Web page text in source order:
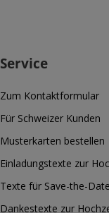
Service
Zum Kontaktformular
Für Schweizer Kunden
Musterkarten bestellen
Einladungstexte zur
Texte für Save-the-
Dankestexte zur